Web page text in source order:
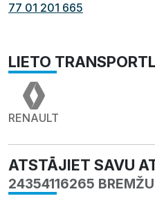
77 01 201 665
LIETO
RENAULT
ATSTĀJIET SAVU
24354116265